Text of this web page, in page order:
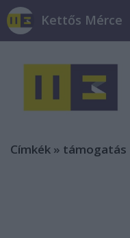
Kettős Mérce
Címkék » támogatás